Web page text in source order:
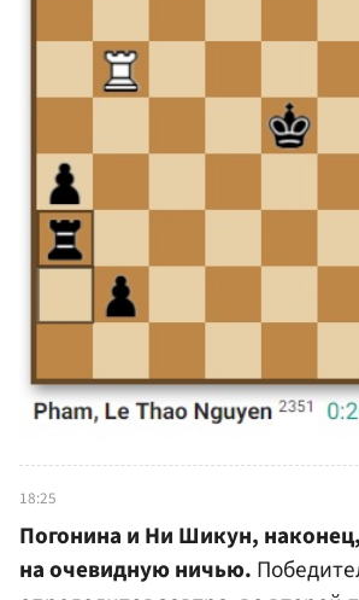
18:25
Погонина и Ни Шикун,
на очевидную ничью.